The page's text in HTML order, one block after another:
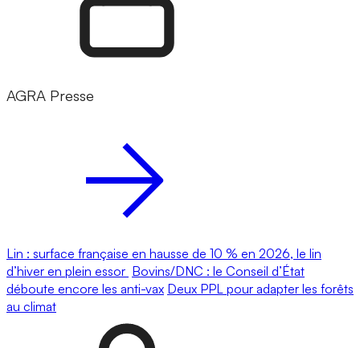
AGRA Presse
Lin : surface française en hausse de 10 % en 2026, le lin
d’hiver en plein essor Bovins/DNC : le Conseil d’État
déboute encore les anti-vax Deux PPL pour adapter les forêts
au climat